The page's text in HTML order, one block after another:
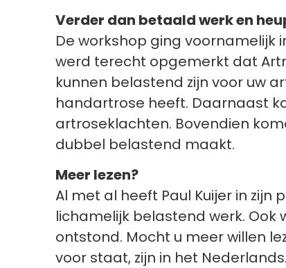
Verder dan betaald werk en
De workshop ging voornamelijk
werd terecht opgemerkt dat
kunnen belastend zijn voor uw
handartrose heeft. Daarnaast
artroseklachten. Bovendien
dubbel belastend maakt.
Meer lezen?
Al met al heeft Paul Kuijer in
lichamelijk belastend werk.
ontstond. Mocht u meer willen
voor staat, zijn in het